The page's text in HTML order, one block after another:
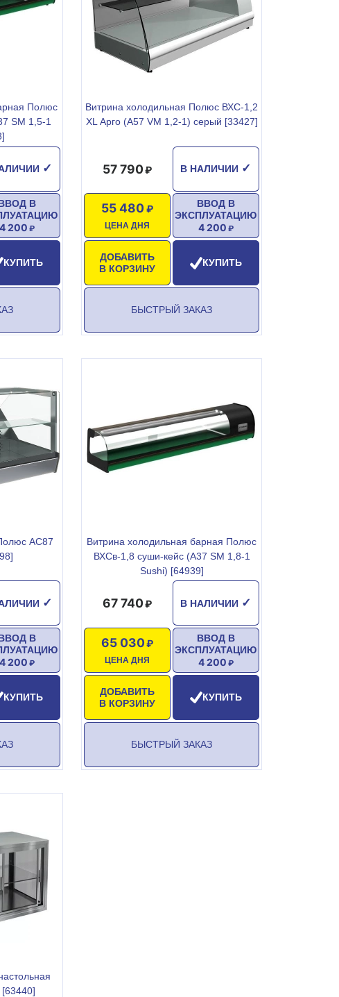
Полюс
SM 1,5-1
✓
В
4 200
КУПИТЬ
Витрина холодильная Полюс ВХС-1,2
XL Арго (A57 VM 1,2-1) серый [33427]
В НАЛИЧИИ ✓
57 790
ЦЕНА ДНЯ
55 480
ДОБАВИТЬ
В КОРЗИНУ
ВВОД В
ЭКСПЛУАТАЦИЮ
4 200
КУПИТЬ
БЫСТРЫЙ ЗАКАЗ
АС87
✓
В
4 200
КУПИТЬ
Витрина холодильная барная Полюс
ВХСв-1,8 суши-кейс (A37 SM 1,8-1
Sushi) [64939]
В НАЛИЧИИ ✓
67 740
ЦЕНА ДНЯ
65 030
ДОБАВИТЬ
В КОРЗИНУ
ВВОД В
ЭКСПЛУАТАЦИЮ
4 200
КУПИТЬ
БЫСТРЫЙ ЗАКАЗ
[63440]